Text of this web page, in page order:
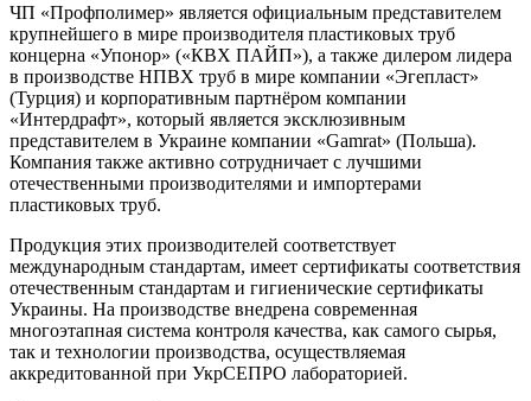
ЧП «Профполимер» является официальным представителем
крупнейшего в мире производителя пластиковых труб
концерна «Упонор» («КВХ ПАЙП»), а также дилером лидера
в производстве НПВХ труб в мире компании «Эгепласт»
(Турция) и корпоративным партнёром компании
«Интердрафт», который является эксклюзивным
представителем в Украине компании «Gamrat» (Польша).
Компания также активно сотрудничает с лучшими
отечественными производителями и импортерами
пластиковых труб.
Продукция этих производителей соответствует
международным стандартам, имеет сертификаты соответствия
отечественным стандартам и гигиенические сертификаты
Украины. На производстве внедрена современная
многоэтапная система контроля качества, как самого сырья,
так и технологии производства, осуществляемая
аккредитованной при УкрСЕПРО лабораторией.